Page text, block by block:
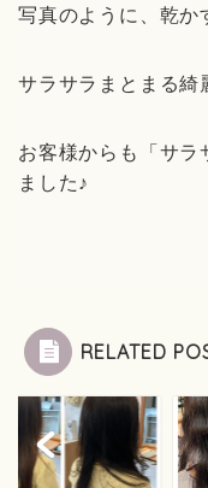
写真のように、乾か
サラサラまとまる綺
お客様からも「サラ
ました♪
RELATED